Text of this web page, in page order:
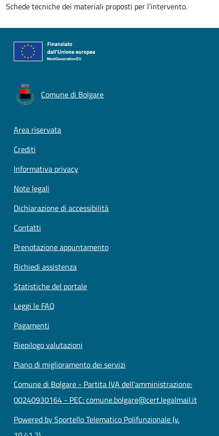
Schede tecniche dei materiali proposti per l’intervento.
Comune di Bolgare
Footer menu
Area riservata
Crediti
Informativa privacy
Note legali
Dichiarazione di accessibilità
Contatti
Prenotazione appuntamento
Richiedi assistenza
Statistiche del portale
Leggi le FAQ
Pagamenti
Riepilogo valutazioni
Piano di miglioramento dei servizi
Comune di Bolgare - Partita IVA dell'amministrazione:
00240930164 - PEC: comune.bolgare@cert.legalmail.it
Powered by Sportello Telematico Polifunzionale (v.